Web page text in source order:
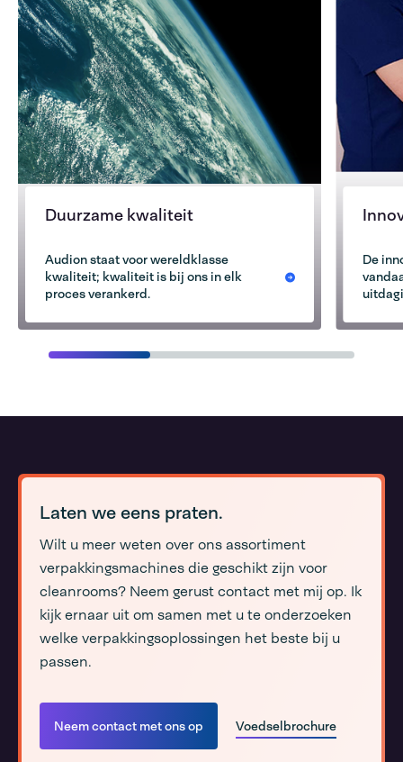
Duurzame kwaliteit
Audion staat voor wereldklasse
kwaliteit; kwaliteit is bij ons in elk
proces verankerd.
De
Laten we eens praten.
Wilt u meer weten over ons assortiment
verpakkingsmachines die geschikt zijn voor
cleanrooms? Neem gerust contact met mij op. Ik
kijk ernaar uit om samen met u te onderzoeken
welke verpakkingsoplossingen het beste bij u
passen.
Neem contact met ons op Voedselbrochure